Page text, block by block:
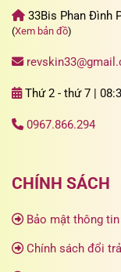
33Bis Phan Đình
(Xem bản đồ)
Thứ 2 - thứ 7 |
0967.866.294
CHÍNH SÁCH
Bảo mật thông tin
Chính sách đổi